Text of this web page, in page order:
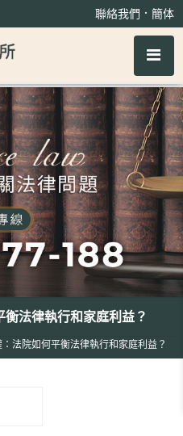
聯絡我們 ． 簡体
法律執行和家庭利益？
法院如何平衡法律執行和家庭利益？